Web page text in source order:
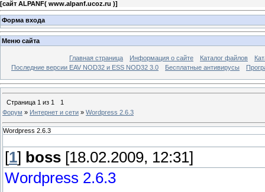
[сайт ALPANF( www.alpanf.ucoz.ru )]
Форма входа
Меню сайта
Главная страница Информация о сайте Каталог файлов
Последние версии EAV NOD32 и ESS NOD32 3.0
Бесплатные антивирусы
Страница 1 из 1
1
Форум » Интернет и сети » Wordpress 2.6.3
Wordpress 2.6.3
[1] boss [18.02.2009, 12:31]
Wordpress 2.6.3